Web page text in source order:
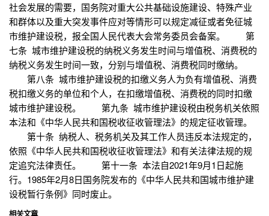
社会发展的需要，国务院对重大公共基础设施建设、特殊产业
和群体以及重大突发事件应对等情形可以规定减征或者免征城
市维护建设税，报全国人民代表大会常务委员会备案。 第
七条 城市维护建设税的纳税义务发生时间与增值税、消费税的
纳税义务发生时间一致，分别与增值税、消费税同时缴纳。
第八条 城市维护建设税的扣缴义务人为负有增值税、消费
税扣缴义务的单位和个人，在扣缴增值税、消费税的同时扣缴
城市维护建设税。 第九条 城市维护建设税由税务机关依照
本法和《中华人民共和国税收征收管理法》的规定征收管理。
第十条 纳税人、税务机关及其工作人员违反本法规定的，
依照《中华人民共和国税收征收管理法》和有关法律法规的规
定追究法律责任。 第十一条 本法自2021年9月1日起施
行。1985年2月8日国务院发布的《中华人民共和国城市维护建
设税暂行条例》同时废止。
相关文章